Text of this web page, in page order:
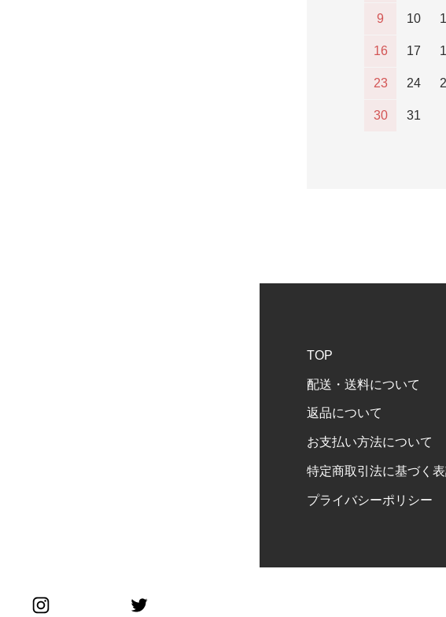
9 10
16 17
23 24
30 31
TOP
配送・送料について
返品について
お支払い方法について
特定商取引法に基づく
プライバシーポリシー